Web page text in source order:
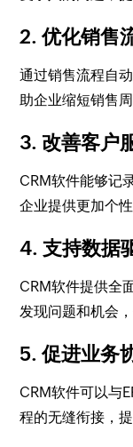
2. 优化销售
通过销售流程自
助企业缩短销售
3. 改善客户
CRM软件能够记
企业提供更加个
4. 支持数据
CRM软件提供全
发现问题和机会
5. 促进业务
CRM软件可以与
程的无缝衔接，